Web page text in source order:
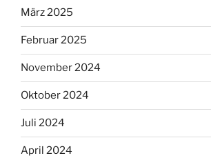
März 2025
Februar 2025
November 2024
Oktober 2024
Juli 2024
April 2024